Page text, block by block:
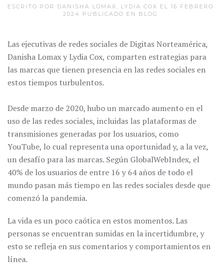
ESCRITO POR DANISHA LOMAX, LYDIA COX EL 16 FEBRERO
2024 PUBLICADO EN BLOG
Las ejecutivas de redes sociales de Digitas Norteamérica,
Danisha Lomax y Lydia Cox, comparten estrategias para
las marcas que tienen presencia en las redes sociales en
estos tiempos turbulentos.
Desde marzo de 2020, hubo un marcado aumento en el
uso de las redes sociales, incluidas las plataformas de
transmisiones generadas por los usuarios, como
YouTube, lo cual representa una oportunidad y, a la vez,
un desafío para las marcas. Según GlobalWebIndex, el
40% de los usuarios de entre 16 y 64 años de todo el
mundo pasan más tiempo en las redes sociales desde que
comenzó la pandemia.
La vida es un poco caótica en estos momentos. Las
personas se encuentran sumidas en la incertidumbre, y
esto se refleja en sus comentarios y comportamientos en
línea.